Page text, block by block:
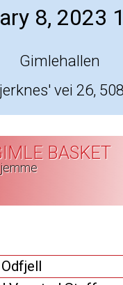
8, 2023
Gimlehallen
vei 26,
BASKET